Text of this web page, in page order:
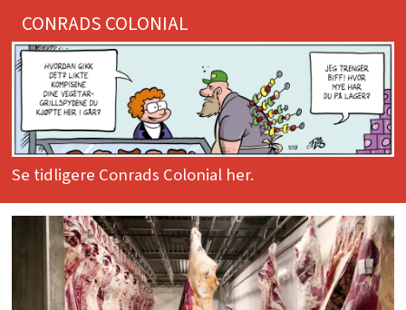
CONRADS COLONIAL
Se tidligere Conrads Colonial her.